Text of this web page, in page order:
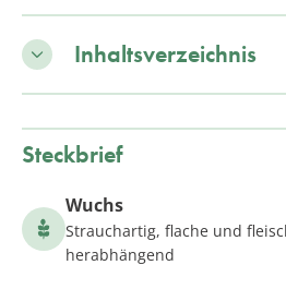
Inhaltsverzeichnis
Steckbrief
Wuchs
Strauchartig, flache und
herabhängend